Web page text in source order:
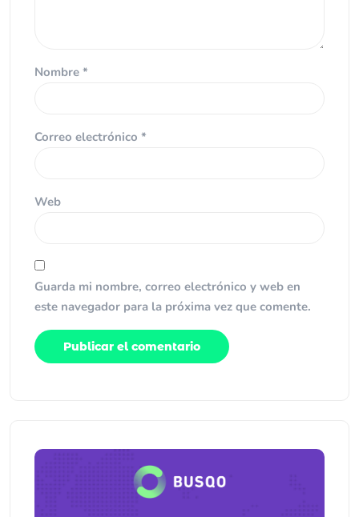
Nombre *
Correo electrónico *
Web
Guarda mi nombre, correo electrónico y web en
este navegador para la próxima vez que comente.